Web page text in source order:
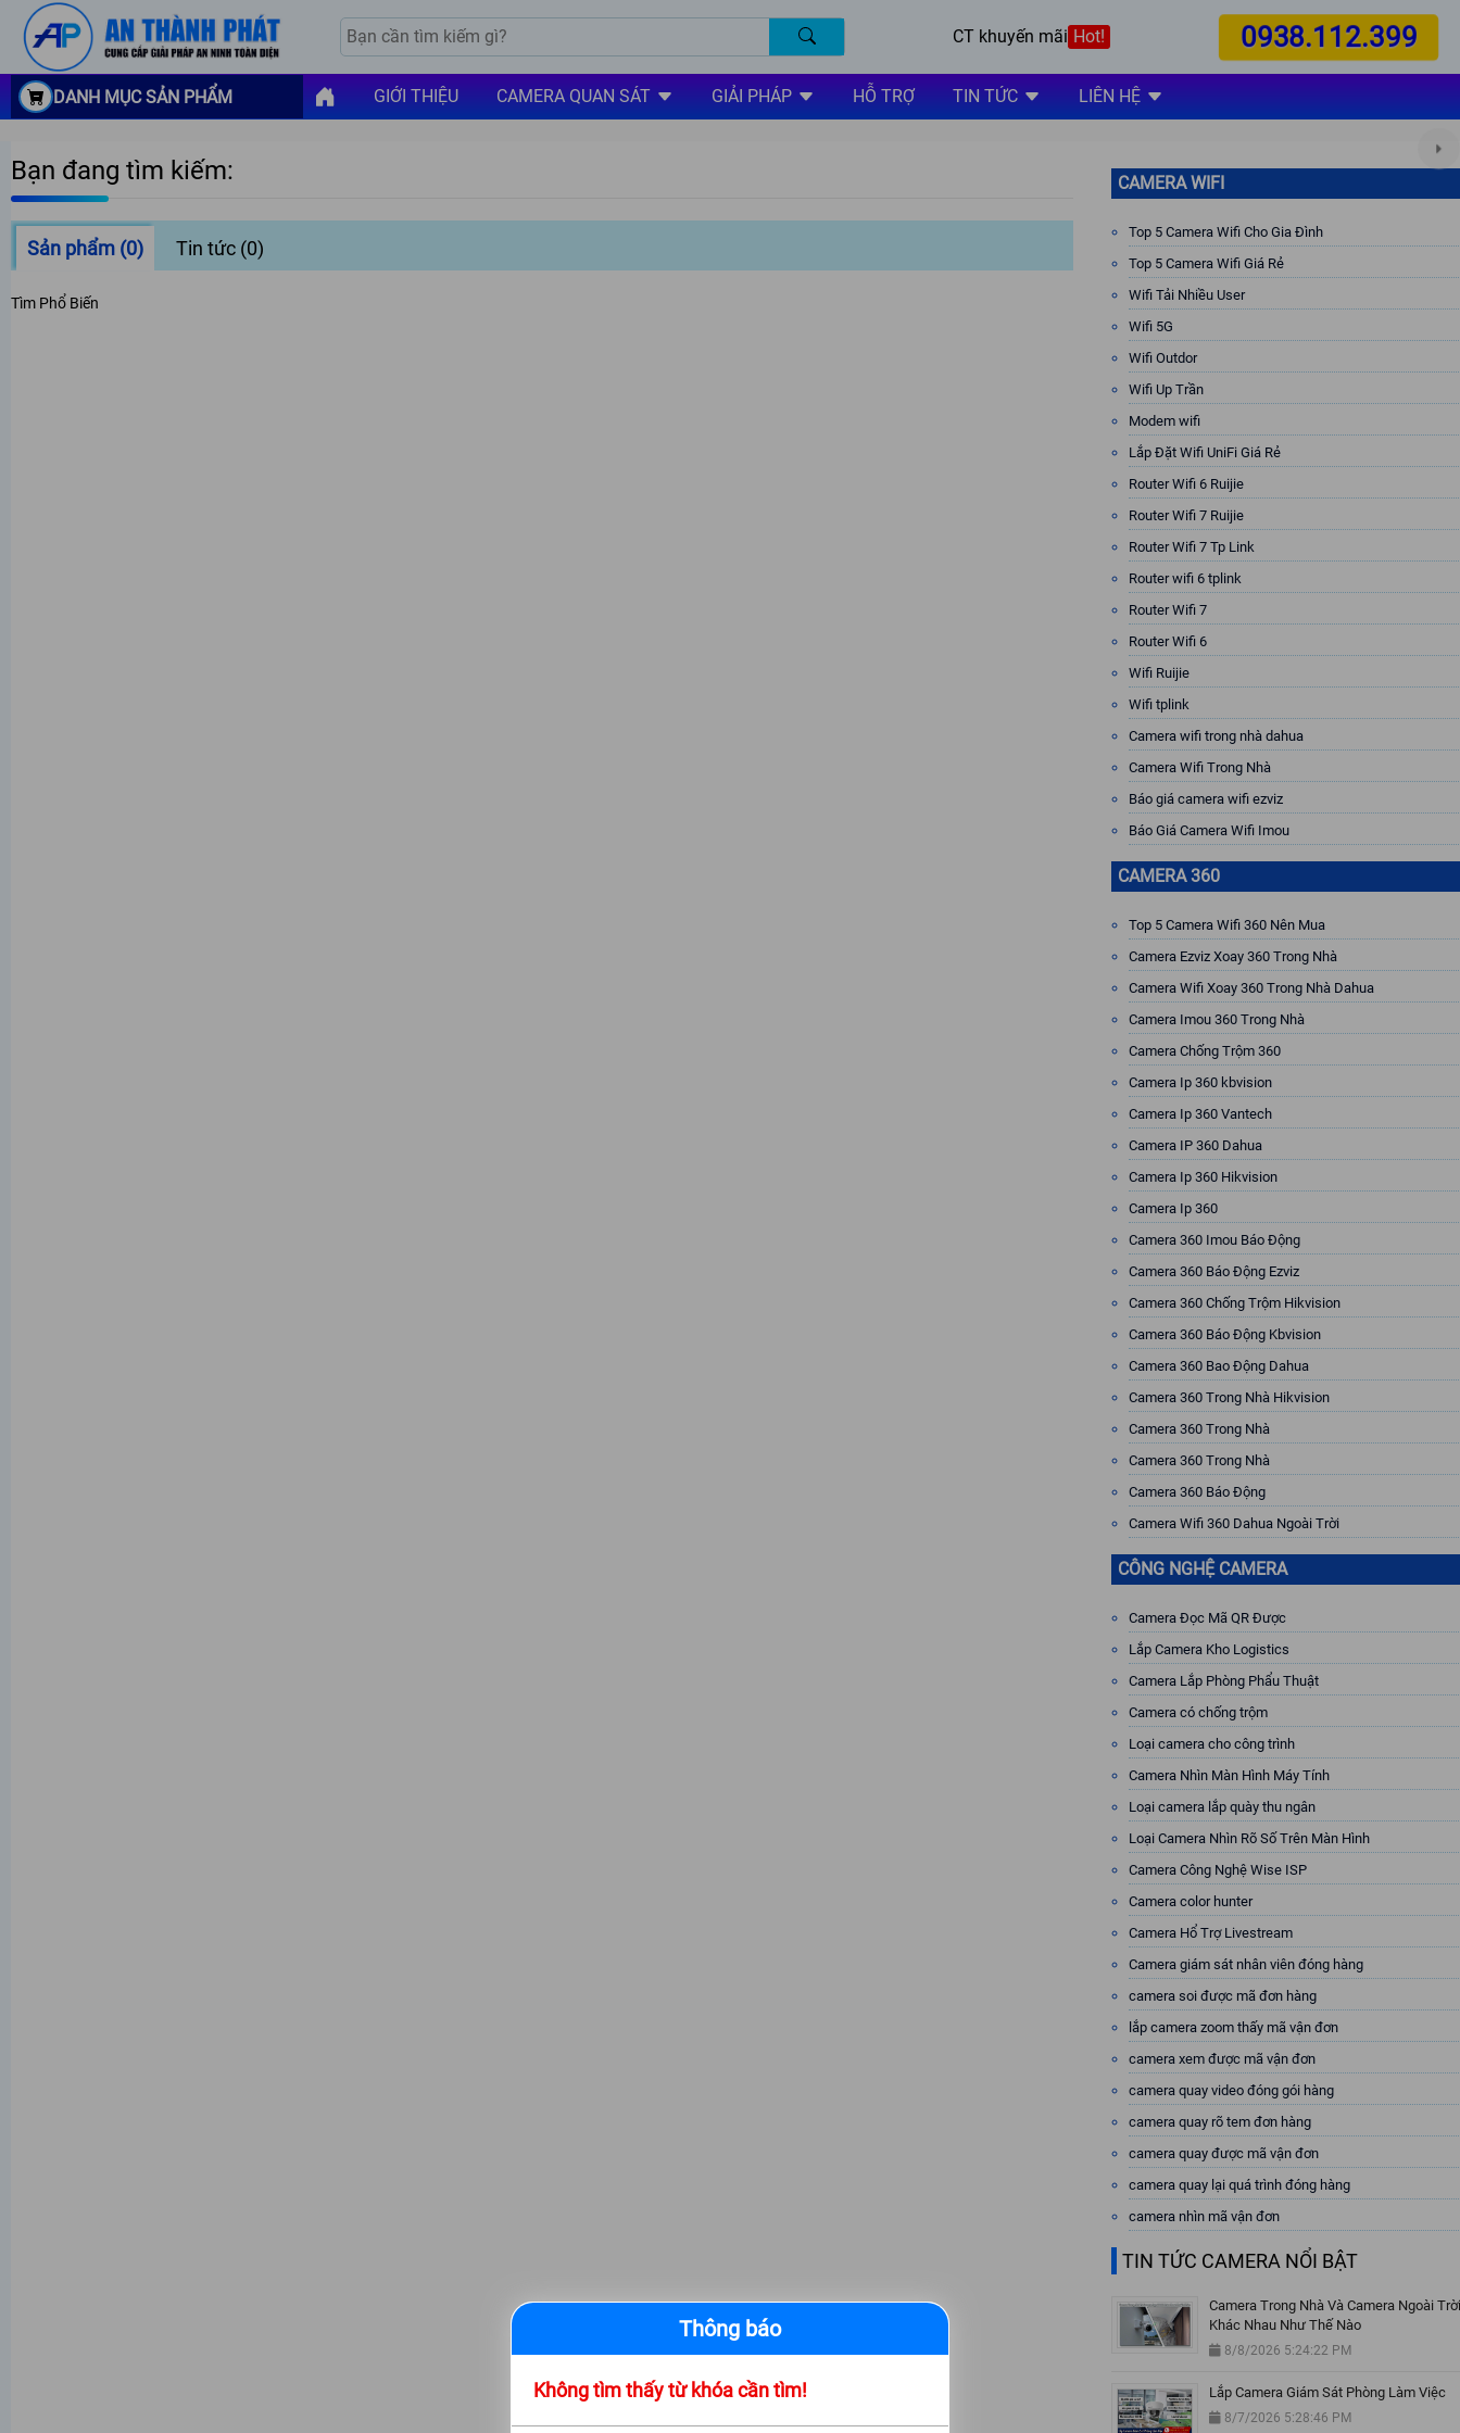
Thông báo
Không tìm thấy từ khóa cần tìm!
CT khuyến mãi Hot! 0938.112.399
DANH MỤC SẢN PHẨM GIỚI THIỆU CAMERA QUAN SÁT GIẢI PHÁP HỖ TRỢ TIN TỨC LIÊN HỆ
Bạn đang tìm kiếm:
Sản phẩm (0) Tin tức (0)
Tìm Phổ Biến
CAMERA WIFI
Top 5 Camera Wifi Cho Gia Đình
Top 5 Camera Wifi Giá Rẻ
Wifi Tải Nhiều User
Wifi 5G
Wifi Outdor
Wifi Up Trần
Modem wifi
Lắp Đặt Wifi UniFi Giá Rẻ
Router Wifi 6 Ruijie
Router Wifi 7 Ruijie
Router Wifi 7 Tp Link
Router wifi 6 tplink
Router Wifi 7
Router Wifi 6
Wifi Ruijie
Wifi tplink
Camera wifi trong nhà dahua
Camera Wifi Trong Nhà
Báo giá camera wifi ezviz
Báo Giá Camera Wifi Imou
CAMERA 360
Top 5 Camera Wifi 360 Nên Mua
Camera Ezviz Xoay 360 Trong Nhà
Camera Wifi Xoay 360 Trong Nhà Dahua
Camera Imou 360 Trong Nhà
Camera Chống Trộm 360
Camera Ip 360 kbvision
Camera Ip 360 Vantech
Camera IP 360 Dahua
Camera Ip 360 Hikvision
Camera Ip 360
Camera 360 Imou Báo Động
Camera 360 Báo Động Ezviz
Camera 360 Chống Trộm Hikvision
Camera 360 Báo Động Kbvision
Camera 360 Bao Động Dahua
Camera 360 Trong Nhà Hikvision
Camera 360 Trong Nhà
Camera 360 Trong Nhà
Camera 360 Báo Động
Camera Wifi 360 Dahua Ngoài Trời
CÔNG NGHỆ CAMERA
Camera Đọc Mã QR Được
Lắp Camera Kho Logistics
Camera Lắp Phòng Phẩu Thuật
Camera có chống trộm
Loại camera cho công trình
Camera Nhìn Màn Hình Máy Tính
Loại camera lắp quày thu ngân
Loại Camera Nhìn Rõ Số Trên Màn Hình
Camera Công Nghệ Wise ISP
Camera color hunter
Camera Hổ Trợ Livestream
Camera giám sát nhân viên đóng hàng
camera soi được mã đơn hàng
lắp camera zoom thấy mã vận đơn
camera xem được mã vận đơn
camera quay video đóng gói hàng
camera quay rõ tem đơn hàng
camera quay được mã vận đơn
camera quay lại quá trình đóng hàng
camera nhìn mã vận đơn
TIN TỨC CAMERA NỔI BẬT
Camera Trong Nhà Và Camera Ngoài Trời
Khác Nhau Như Thế Nào
8/8/2026 5:24:22 PM
Lắp Camera Giám Sát Phòng Làm Việc
8/7/2026 5:28:46 PM